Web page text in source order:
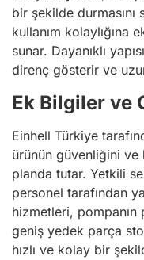
bir şekilde durmasını
kullanım kolaylığına
sunar. Dayanıklı
direnç gösterir ve
Ek Bilgiler ve
Einhell Türkiye
ürünün güvenliğini ve
planda tutar. Yetkili
personel tarafından
hizmetleri, pompanın
geniş yedek parça
hızlı ve kolay bir